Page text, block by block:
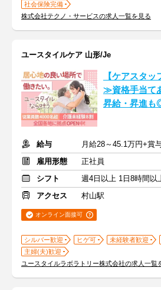
社会保険完備
株式会社テクノ・サービスの求人一覧を見る
ユースタイルケア 山形/Je
【ケアスタ
≫資格手当て
昇給・昇進
給与
雇用形態
正社員
シフト
週4日以上 1日8時間以
アクセス
村山駅
オンライン面接可
シルバー歓迎 ヒゲ可 未経験者歓迎
主婦(夫)歓迎
ユースタイルラボラトリー株式会社の求人一覧